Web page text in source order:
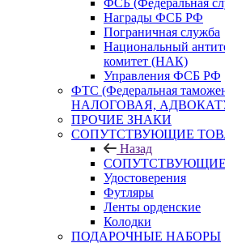
ФСБ (Федеральная
Награды ФСБ РФ
Пограничная служба
Национальный
комитет (НАК)
Управления ФСБ РФ
ФТС (Федеральная
НАЛОГОВАЯ,
ПРОЧИЕ ЗНАКИ
СОПУТСТВУЮЩИЕ
Назад
Удостоверения
Футляры
Ленты орденские
Колодки
ПОДАРОЧНЫЕ НАБОРЫ